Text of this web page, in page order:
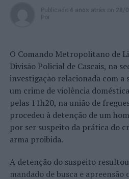
Publicado 4 anos atrás on 28/
Por
O Comando Metropolitano de
Divisão Policial de Cascais, na
investigação relacionada com a
um crime de violência
pelas 11h20, na união de
procedeu à detenção de um
por ser suspeito da prática do
arma proibida.
A detenção do suspeito
mandado de busca e